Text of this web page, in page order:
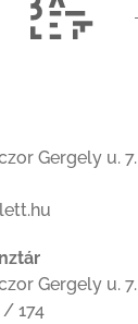
Gergely u. 7.
Gergely u. 7.
/ 174